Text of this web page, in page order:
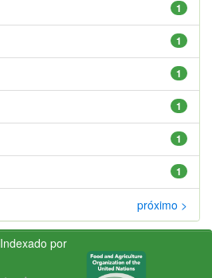
1
1
1
1
1
1
próximo >
Indexado por